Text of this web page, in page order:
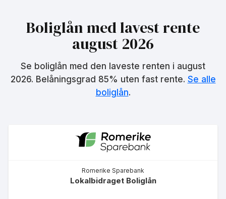
Rammelån 50%
4.84%
eff.rente
Mellomfinansiering uten
Boliglån med lavest rente
august 2026
Se boliglån med den laveste renten i august
2026. Belåningsgrad 85% uten fast rente. Se alle
boliglån.
Romerike Sparebank
Lokalbidraget Boliglån